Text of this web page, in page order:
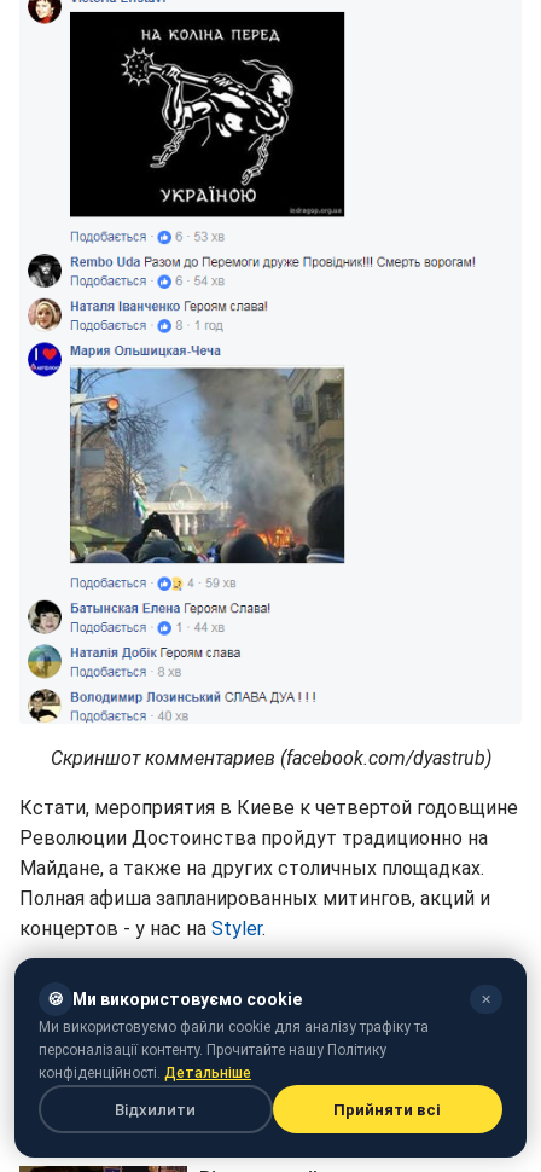
Скриншот комментариев (facebook.com/dyastrub)
Кстати, мероприятия в Киеве к четвертой годовщине
Революции Достоинства пройдут традиционно на
Майдане, а также на других столичных площадках.
Полная афиша запланированных митингов, акций и
концертов - у нас на Styler.
🍪 Ми використовуємо cookie ✕
Ми використовуємо файли cookie для аналізу трафіку та
персоналізації контенту. Прочитайте нашу Політику
конфіденційності. Детальніше
Відхилити Прийняти всі